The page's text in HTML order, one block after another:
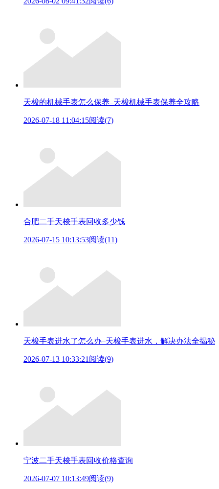
天梭的机械手表怎么保养–天梭机械手表保养全攻略
2026-07-18 11:04:15阅读(7)
合肥二手天梭手表回收多少钱
2026-07-15 10:13:53阅读(11)
天梭手表进水了怎么办–天梭手表进水，解决办法全揭秘
2026-07-13 10:33:21 阅读(9)
宁波二手天梭手表回收价格查询
2026-07-07 10:13:49阅读(9)